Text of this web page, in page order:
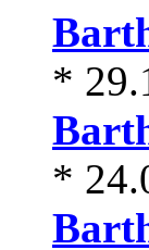
*
*